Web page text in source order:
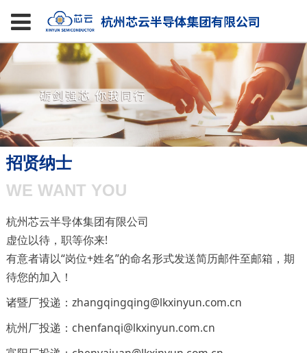
招贤纳士
WE WANT YOU
杭州芯云半导体集团有限公司
虚位以待，职等你来!
有意者请以“岗位+姓名”的命名形式发送简历邮件至邮箱，期
待您的加入！
诸暨厂投递：zhangqingqing@lkxinyun.com.cn
杭州厂投递： chenfanqi@lkxinyun.com.cn